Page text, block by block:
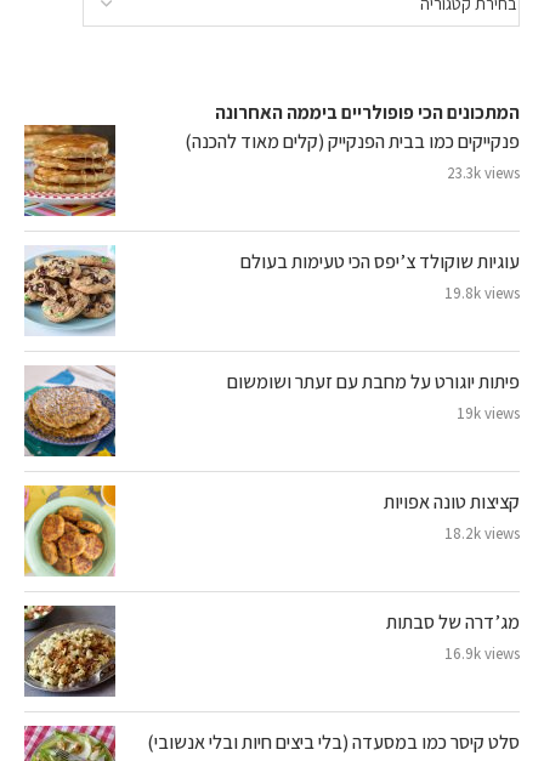
המתכונים הכי פופולריים ביממה האחרונה
פנקייקים כמו בבית הפנקייק (קלים מאוד להכנה)
23.3k views
עוגיות שוקולד צ’יפס הכי טעימות בעולם
19.8k views
פיתות יוגורט על מחבת עם זעתר ושומשום
19k views
קציצות טונה אפויות
18.2k views
מג’דרה של סבתות
16.9k views
סלט קיסר כמו במסעדה (בלי ביצים חיות ובלי אנשובי)